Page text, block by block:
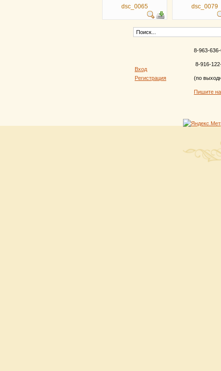
dsc_0065 dsc_0079
Вход
Регистрация
8-963-
8-916-
(по
Пишите